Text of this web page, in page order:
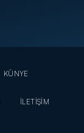
KÜNYE
İLETİŞİM